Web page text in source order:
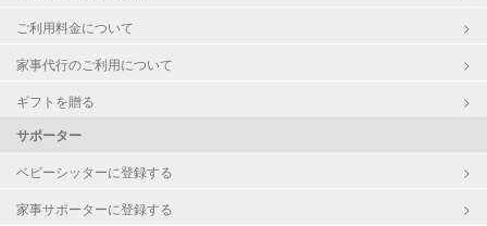
ご利用料金について
家事代行のご利用について
ギフトを贈る
サポーター
ベビーシッターに登録する
家事サポーターに登録する